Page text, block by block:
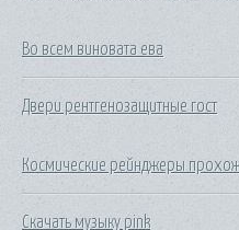
Во всем виновата ева
Двери рентгенозащитные гост
Космические рейнджеры
Скачать музыку pink